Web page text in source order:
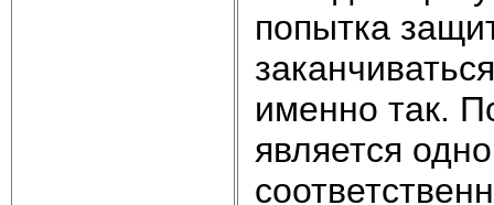
попытка
именно так.
является